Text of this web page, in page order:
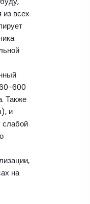
из всех
600
Также
и
слабой
на